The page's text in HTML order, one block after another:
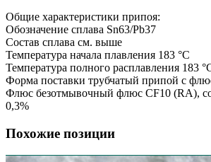
Общие характеристики припоя:
Обозначение сплава Sn63/Pb37
Состав сплава см. выше
Температура начала плавления 183 °C
Температура полного расплавления 183
Форма поставки трубчатый припой с
Флюс безотмывочный флюс CF10 (RA),
0,3%
Похожие позиции